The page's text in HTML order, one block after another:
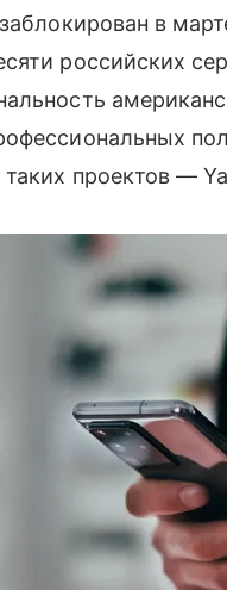
в
российских
проектов —